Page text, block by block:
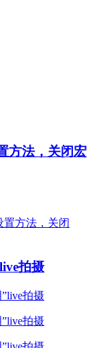
方法，关闭宏
拍摄